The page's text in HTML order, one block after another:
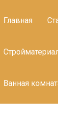
Главная
Ванная